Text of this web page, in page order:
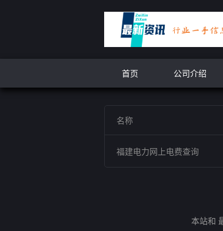
首页 公司介绍
名称
福建电力网上电费查询
本站和